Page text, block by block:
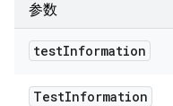
参数
testInformation
TestInformation